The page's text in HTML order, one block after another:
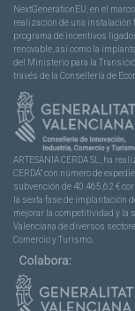
NextGenerationEU, en el
realización de una instalación
programa de incentivos
renovable, así como la
del Ministerio para la
través de la Consellería de
ARTESANIA CERDA SL, ha
CERDÁ” con número de
subvención de 40.465,62 €
la sexta fase de implantación
mejorar la competitividad y la
Valenciana de diversos
Comercio y Turismo.